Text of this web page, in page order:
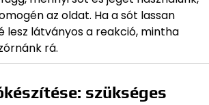
az oldat. Ha a sót lassan
lesz látványos a reakció, mintha
rá.
szükséges